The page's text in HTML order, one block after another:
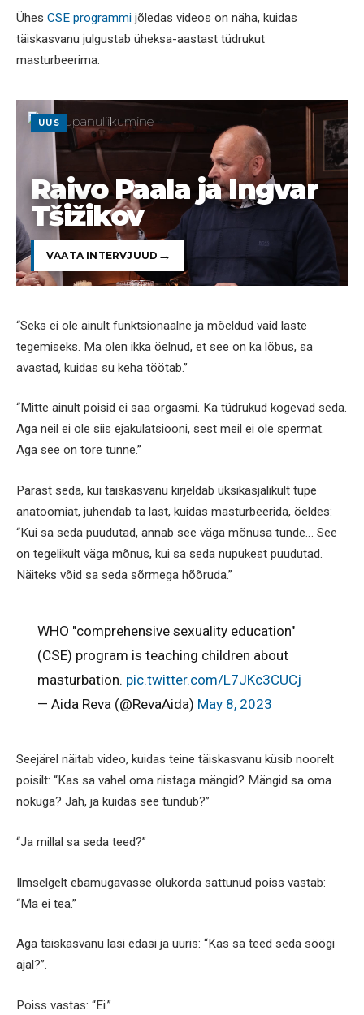
Ühes CSE programmi jõledas videos on näha, kuidas
täiskasvanu julgustab üheksa-aastast tüdrukut
masturbeerima.
UUS
Raivo Paala ja Ingvar
Tšižikov
VAATA INTERVJUUD
“Seks ei ole ainult funktsionaalne ja mõeldud vaid laste
tegemiseks. Ma olen ikka öelnud, et see on ka lõbus, sa
avastad, kuidas su keha töötab.”
“Mitte ainult poisid ei saa orgasmi. Ka tüdrukud kogevad seda.
Aga neil ei ole siis ejakulatsiooni, sest meil ei ole spermat.
Aga see on tore tunne.”
Pärast seda, kui täiskasvanu kirjeldab üksikasjalikult tupe
anatoomiat, juhendab ta last, kuidas masturbeerida, öeldes:
“Kui sa seda puudutad, annab see väga mõnusa tunde… See
on tegelikult väga mõnus, kui sa seda nupukest puudutad.
Näiteks võid sa seda sõrmega hõõruda.”
WHO "comprehensive sexuality education"
(CSE) program is teaching children about
masturbation. pic.twitter.com/L7JKc3CUCj
— Aida Reva (@RevaAida) May 8, 2023
Seejärel näitab video, kuidas teine täiskasvanu küsib noorelt
poisilt: “Kas sa vahel oma riistaga mängid? Mängid sa oma
nokuga? Jah, ja kuidas see tundub?”
“Ja millal sa seda teed?”
Ilmselgelt ebamugavasse olukorda sattunud poiss vastab:
“Ma ei tea.”
Aga täiskasvanu lasi edasi ja uuris: “Kas sa teed seda söögi
ajal?”.
Poiss vastas: “Ei.”